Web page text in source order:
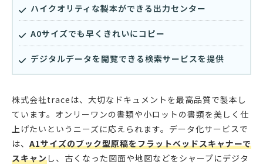
ハイクオリティな製本ができる出力センター
A0サイズでも早くきれいにコピー
デジタルデータを閲覧できる検索サービスを提供
株式会社traceは、大切なドキュメントを最高品質で製本し
ています。オンリーワンの書類や小ロットの書類を美しく仕
上げたいというニーズに応えられます。データ化サービスで
は、 A1サイズのブック型原稿をフラットベッドスキャナーで
スキャンし、古くなった図面や地図などをシャープにデジタ